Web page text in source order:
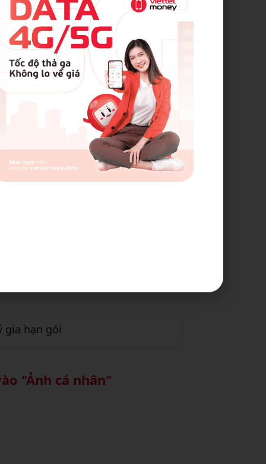
phần miễn phí của gói Standard.
Nghệ An, Huế, Gia Lai.
thực hiện thanh toán là số điện thoại
gia hạn gói
"Ảnh cá nhân"